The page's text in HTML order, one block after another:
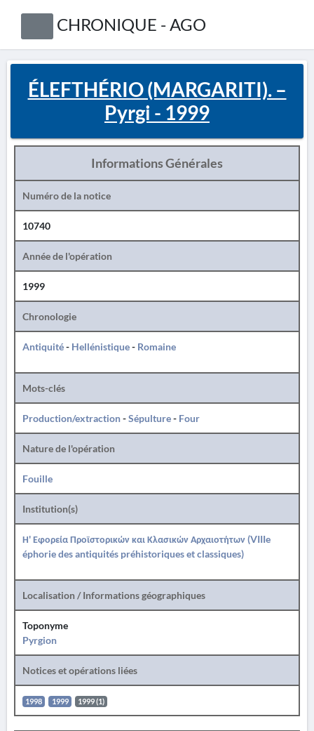
CHRONIQUE - AGO
ÉLEFTHÉRIO (MARGARITI). –
Pyrgi - 1999
Informations Générales
Numéro de la notice
10740
Année de l'opération
1999
Chronologie
Antiquité- Hellénistique- Romaine
Mots-clés
Production/extraction-Sépulture- Four
Nature de l'opération
Fouille
Institution(s)
Η' Εφορεία Προϊστορικών και Κλασικών Αρχαιοτήτων (VIIIe
éphorie des antiquités préhistoriques et classiques)
Localisation / Informations géographiques
Toponyme
Pyrgion
Notices et opérations liées
1998 1999 1999 (1)